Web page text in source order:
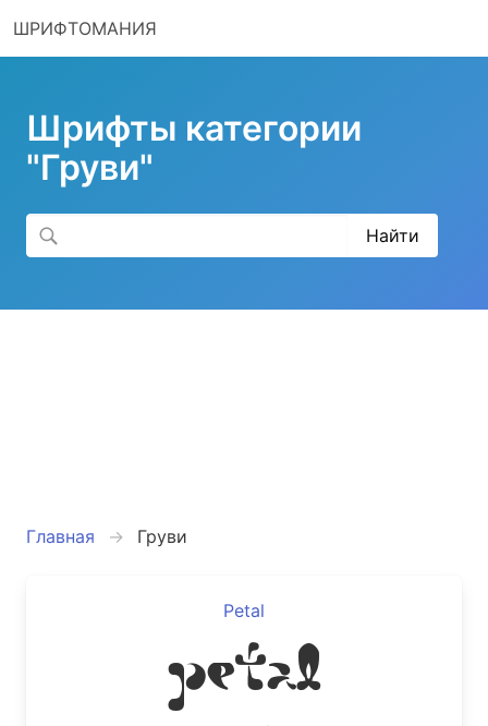
ШРИФТОМАНИЯ
Шрифты категории
"Груви"
Главная Груви
Petal
Petal